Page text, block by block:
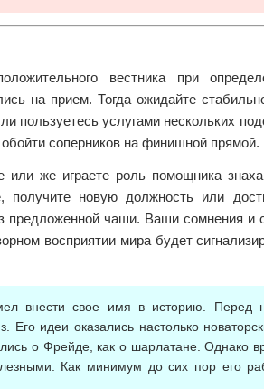
вестника при
на прием. Тогда ожидайте
пользуетесь услугами нескольких
соперников на финишной прямой.
же играете роль помощника
новую должность или
предложенной чаши. Ваши сомнения и
восприятии мира будет
внести свое имя в историю. Перед
Его идеи оказались настолько
о Фрейде, как о шарлатане. Однако
Как минимум до сих пор его